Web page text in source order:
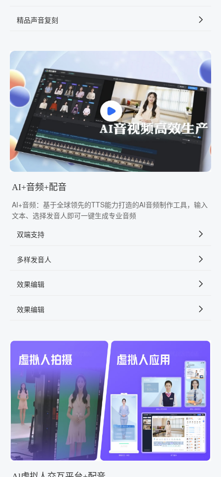
精品声音复刻
AI+音频+配音
AI+音频：基于全球领先的TTS能力打造的AI音频制作工具，输入
文本、选择发音人即可一键生成专业音频
双端支持
多样发音人
效果编辑
效果编辑